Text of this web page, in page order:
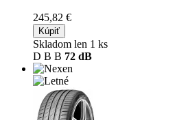
245,82 €
Kúpiť
Skladom len 1 ks
D B B 72 dB